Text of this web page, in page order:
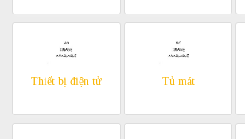
Thiết bị điện tử Tủ mát